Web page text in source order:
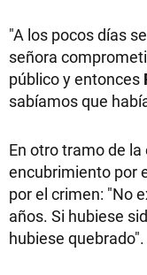
"A los pocos días
señora
público y entonces
sabíamos que
En otro tramo de
encubrimiento por
por el crimen: "No
años. Si hubiese
hubiese quebrado".